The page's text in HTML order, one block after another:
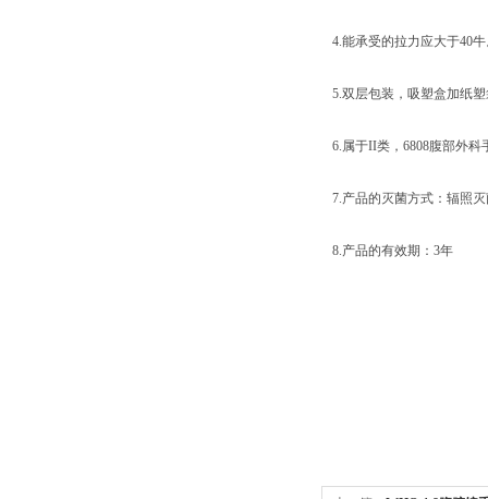
4.能承受的拉力应大于40
5.双层包装，吸塑盒加纸
6.属于II类，6808腹部外科
7.产品的灭菌方式：辐照
8.产品的有效期：3年